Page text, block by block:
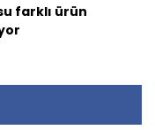
farklı ürün